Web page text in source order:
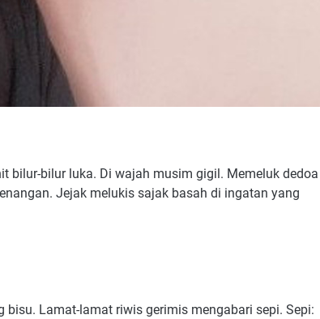
bilur-bilur luka. Di wajah musim gigil. Memeluk dedoa
Jejak melukis sajak basah di ingatan yang
Lamat-lamat riwis gerimis mengabari sepi. Sepi: